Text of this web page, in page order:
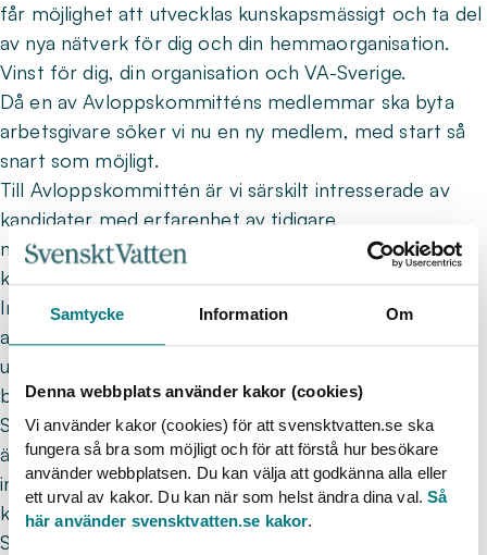
Samtycke Information Om
Denna webbplats använder kakor (cookies)
Vi använder kakor (cookies) för att svensktvatten.se ska
fungera så bra som möjligt och för att förstå hur besökare
använder webbplatsen. Du kan välja att godkänna alla eller
ett urval av kakor. Du kan när som helst ändra dina val.Så
här använder svensktvatten.se kakor.
får möjlighet att utvecklas kunskapsmässigt och ta del
av nya nätverk för dig och din hemmaorganisation.
Vinst för dig, din organisation och VA-Sverige.
Då en av Avloppskommitténs medlemmar ska byta
arbetsgivare söker vi nu en ny medlem, med start så
snart som möjligt.
Till Avloppskommittén är vi särskilt intresserade av
kandidater med erfarenhet av tidigare
myndighetsarbete/arbete med tillståndsprocesser i
kombination med kompetens inom avloppsområdet.
Inom avloppskommittén arbetar vi med frågor inom
avloppsområdet såsom exempelvis vattenrening,
uppströmsarbete, slam, biogas och recipienter på
både nationell och EU-nivå.
Som kommittémedlem förväntas du ta ett särskilt
ämnesansvar baserat på dina erfarenheter och
intressen. Så väl ämnesansvar och arbetssätt
kommer utformas i dialog med sammankallande på
Svenskt Vatten och gruppen i stort. Eventuella